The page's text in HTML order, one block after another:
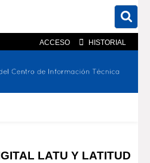
ACCESO HISTORIAL
En el sitio
LATU Y LATITUD